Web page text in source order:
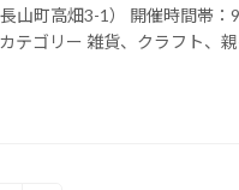
山町高畑3-1） 開催時間帯：
テゴリー 雑貨、クラフト、